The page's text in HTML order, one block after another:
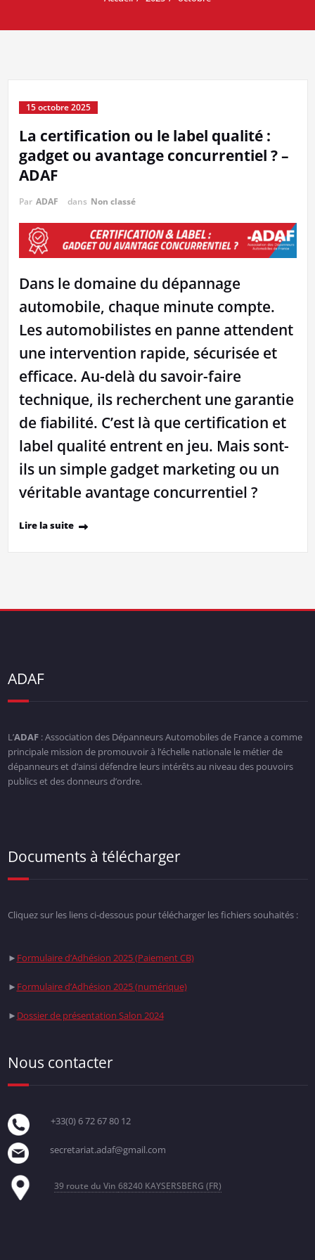
15 octobre 2025
La certification ou le label qualité :
gadget ou avantage concurrentiel ? –
ADAF
Par ADAF dans Non classé
Dans le domaine du dépannage
automobile, chaque minute compte.
Les automobilistes en panne attendent
une intervention rapide, sécurisée et
efficace. Au-delà du savoir-faire
technique, ils recherchent une garantie
de fiabilité. C’est là que certification et
label qualité entrent en jeu. Mais sont-
ils un simple gadget marketing ou un
véritable avantage concurrentiel ?
Lire la suite
ADAF
L’ADAF: Association des Dépanneurs Automobiles de France a comme
principale mission de promouvoir à l’échelle nationale le métier de
dépanneurs et d’ainsi défendre leurs intérêts au niveau des pouvoirs
publics et des donneurs d’ordre.
Documents à télécharger
Cliquez sur les liens ci-dessous pour télécharger les fichiers souhaités :
► Formulaire d’Adhésion 2025 (Paiement CB)
► Formulaire d’Adhésion 2025 (numérique)
► Dossier de présentation Salon 2024
Nous contacter
+33(0) 6 72 67 80 12
secretariat.adaf@gmail.com
39 route du Vin 68240 KAYSERSBERG (FR)